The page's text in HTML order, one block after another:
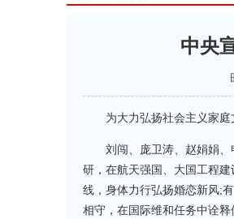
中央
为大力弘扬社会主义家庭文
刘闯、庞卫涛、赵娟娟、
研，在航天强国、大国工程
线，身体力行弘扬婚恋新风;
相守，在国际维和任务中诠